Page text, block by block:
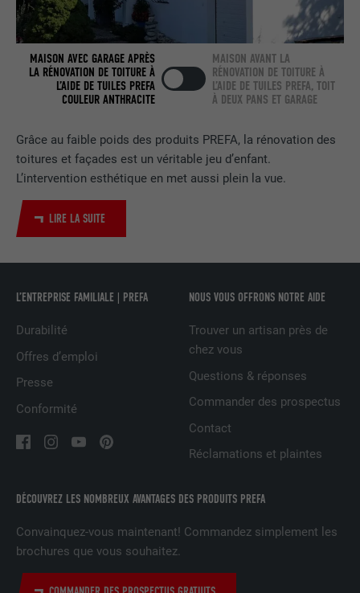
Grâce au faible poids des produits PREFA, la rénovation des
toitures et façades est un véritable jeu d’enfant.
L’intervention esthétique en met aussi plein la vue.
LIRE LA SUITE
MAISON AVEC GARAGE APRÈS
LA RÉNOVATION DE TOITURE À
L’AIDE DE TUILES PREFA
COULEUR ANTHRACITE
MAISON AVANT LA
RÉNOVATION DE TOITURE À
L’AIDE DE TUILES PREFA, TOIT
À DEUX PANS ET GARAGE
DÉCOUVREZ LES NOMBREUX AVANTAGES DES PRODUITS PREFA
Convainquez-vous maintenant! Commandez simplement les
brochures que vous souhaitez.
L’ENTREPRISE FAMILIALE | PREFA
Durabilité
Offres d’emploi
Presse
Conformité
NOUS VOUS OFFRONS NOTRE AIDE
Trouver un artisan près de
chez vous
Questions & réponses
Commander des prospectus
Contact
Réclamations et plaintes
UTILITÉ
Utilisé par le service de réseau social
LinkedIn pour suivre l'utilisation de
services intégrés.
FOURNISSEUR LinkedIn
services intégrés
FOURNISSEUR
EXPIRATION
UTILITÉ
Est utilisé pour suivre l'utilisateur sur
la publicité adaptée aux préférences de
NOM lidc